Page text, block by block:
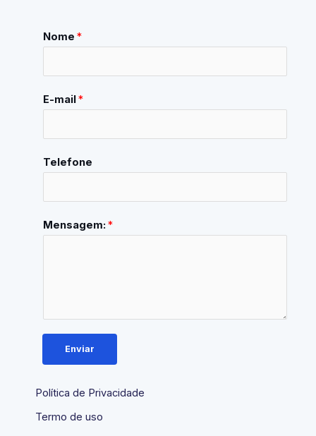
Nome *
E-mail*
Telefone
Mensagem: *
Enviar
Política de Privacidade
Termo de uso